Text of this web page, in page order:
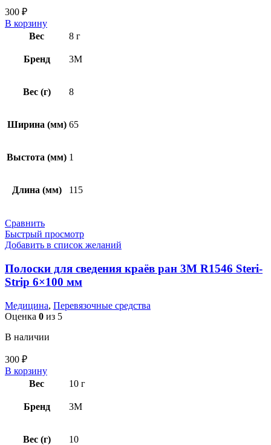
300 ₽
В корзину
Вес
8 г
Бренд 3M
Вес (г) 8
Ширина (мм) 65
Выстота (мм) 1
Длина (мм) 115
Сравнить
Быстрый просмотр
Добавить в список желаний
Полоски для сведения краёв ран 3M R1546 Steri-
Strip 6×100 мм
Медицина, Перевязочные средства
Оценка 0 из 5
В наличии
300 ₽
В корзину
Вес
10 г
Бренд 3M
Вес (г) 10